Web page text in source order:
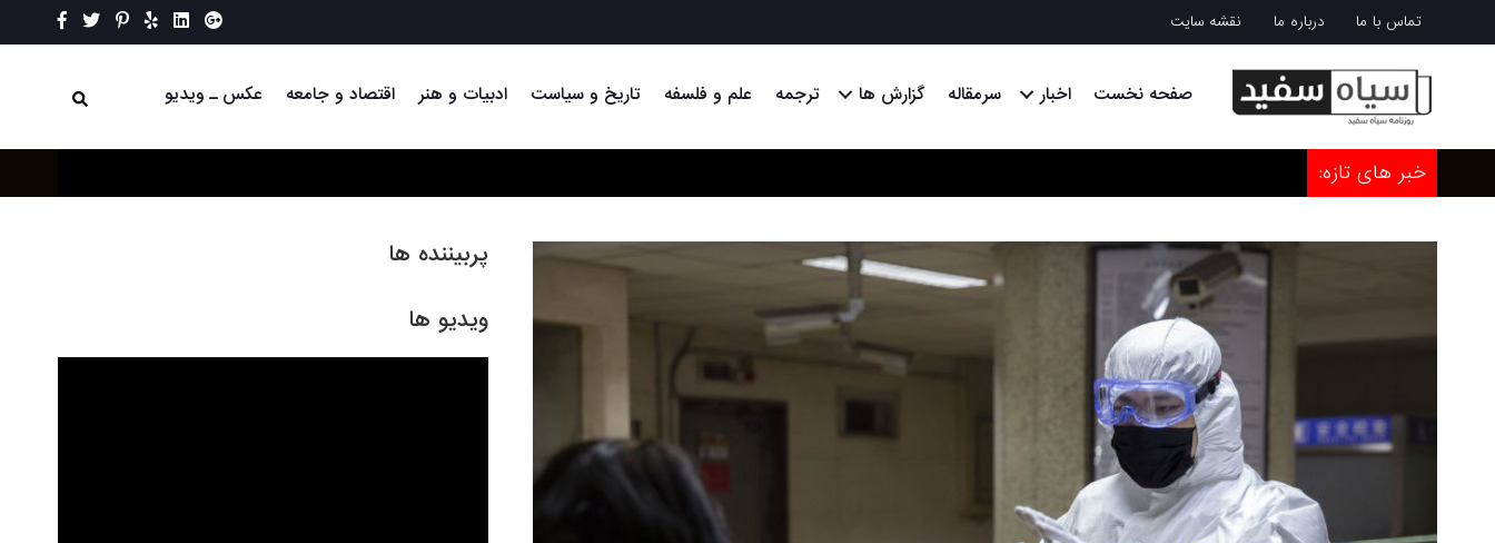
تماس با ما درباره ما نقشه سایت
صفحه نخست اخبار سرمقاله گزارش ها ترجمه علم و فلسفه تاریخ و سیاست ادبیات و هنر اقتصاد و جامعه عکس ـ ویدیو
خبر های تازه:
پربیننده ها
ویدیو ها